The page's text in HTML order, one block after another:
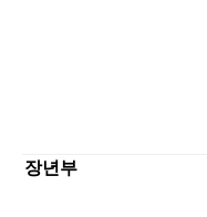
장년부